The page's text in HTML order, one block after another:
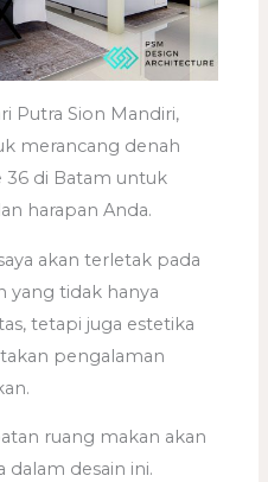
Putra Sion Mandiri,
merancang denah
36 di Batam untuk
harapan Anda.
akan terletak pada
yang tidak hanya
tetapi juga estetika
pengalaman
ruang makan akan
dalam desain ini.